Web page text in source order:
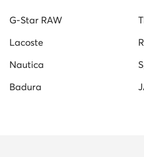
Ανδρικές Παντόφλες &
G-Star RAW
Lacoste
Nautica
Badura